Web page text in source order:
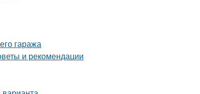
гаража
и рекомендации